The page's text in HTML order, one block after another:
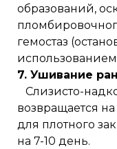
образований,
гемостаз
использованием
7. Ушивание
Слизисто-
возвращается
для плотного
на 7-10 день.